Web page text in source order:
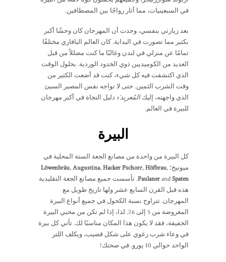
في السبعينيات، مما أثار رواجًا بين المصطافين.
بعد زيارتي بنفسي، وجدت أن المهرجان كان وحشًا أكبر
بكثير مما تصورت في البداية. كان العالم البافاري مختلفًا
تمامًا عن منزلي في لندن وغالبًا ما كنت مضللاً من قبل
العديد من الكوميديين ذوي الخدود الوردية. بحلول الوقت
الذي اكتشفت فيه كل شيء، كنت قد أضعت الكثير من
وقت الشرب الثمين. حتى لا تواجه نفس المصير السيئ
الذي واجهته، إليكالمُعربِد’s
دليل النجاة في أكبر مهرجان
للبيرة في العالم.
البيرة
كل البيرة من واحدة من مصانع الجعة الستة المحلية في
ميونيخ؛
Löwenbräu,Augustina,Hacker Pschorr,Höfbrau,
PaulanerandSpaten
. تأسست جميع مصانع الجعة التقليدية
هذه قبل القرن السابع عشر ولها تاريخ طويل مع
المهرجان. تتراوح نسبة الكحول في جميع أنواع البيرة
المعروضة من 5 إلى 6٪. لذا، إذا لم تكن من محبي البيرة
الخفيفة، فقد لا يكون هذا المكان مناسبًا لك. تأتي كل بيرة
في وعاء شرب رغوي على شكل قضيب، ويكلف اللتر
الواحد حوالي 10 يورو. في صحتك!